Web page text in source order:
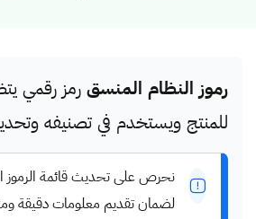
رموز النظام المنسق رمز رقمي
للمنتج ويستخدم في تصنيفه
نحرص على تحديث قائمة الرموز
لضمان تقديم معلومات دقيقة